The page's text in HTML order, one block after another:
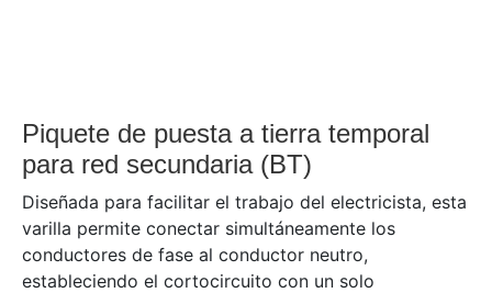
Piquete de puesta a tierra temporal
para red secundaria (BT)
Diseñada para facilitar el trabajo del electricista, esta
varilla permite conectar simultáneamente los
conductores de fase al conductor neutro,
estableciendo el cortocircuito con un solo